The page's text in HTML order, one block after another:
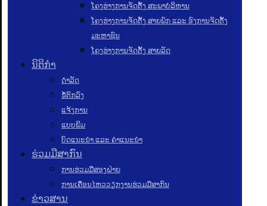
ໂຄງຮ່າງການຈັດຕັ້ງ ສະພາບໍລິຫານ
ໂຄງຮ່າງການຈັດຕັ້ງ ສາຍພັກ ແລະ ອົງການຈັດຕັ້ງ
ມະຫາຊົນ
ໂຄງຮ່າງການຈັດຕັ້ງ ສາຍລັດ
ນິຕິກຳ
ດຳລັດ
ຂໍ້ຕົກລົງ
ແຈ້ງການ
ແບບພິມ
ບົດແນະນໍາ ແລະ ຄໍາແນະນໍາ
ຮ່ວມມືສາກົນ
ການຮ່ວມມືສອງຝ່າຍ
ການເຄື່ອນໄຫວວຽກງານຮ່ວມມືສາກົນ
ຂ່າວສານ